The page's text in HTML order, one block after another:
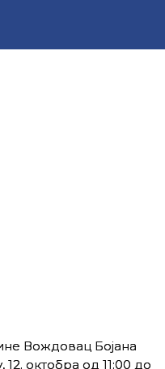
Вождовац Бојана
октобра од 11:00 до